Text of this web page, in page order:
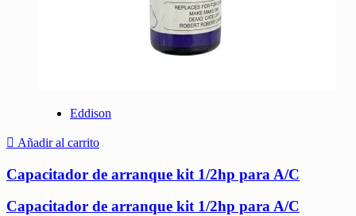
Eddison
Añadir al carrito
Capacitador de arranque kit 1/2hp para A/C
Capacitador de arranque kit 1/2hp para A/C